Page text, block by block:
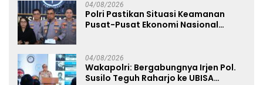
04/08/2026
Polri Pastikan Situasi Keamanan
Pusat-Pusat Ekonomi Nasional
04/08/2026
Wakapolri: Bergabungnya Irjen Pol.
Susilo Teguh Raharjo ke UBISA